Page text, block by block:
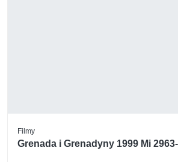
Filmy
Grenada i Grenadyny 1999 Mi